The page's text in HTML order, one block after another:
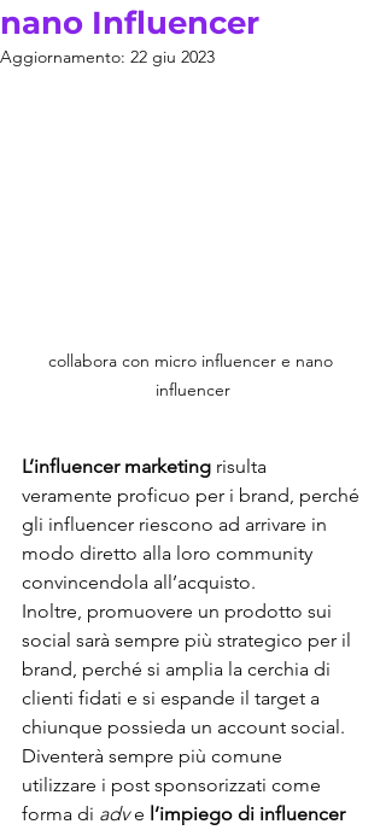
nano Influencer
Aggiornamento: 22 giu 2023
collabora con micro influencer e nano
influencer
L’influencer marketing risulta
veramente proficuo per i brand, perché
gli influencer riescono ad arrivare in
modo diretto alla loro community
convincendola all’acquisto.
Inoltre, promuovere un prodotto sui
social sarà sempre più strategico per il
brand, perché si amplia la cerchia di
clienti fidati e si espande il target a
chiunque possieda un account social.
Diventerà sempre più comune
utilizzare i post sponsorizzati come
forma di adv e l’impiego di influencer